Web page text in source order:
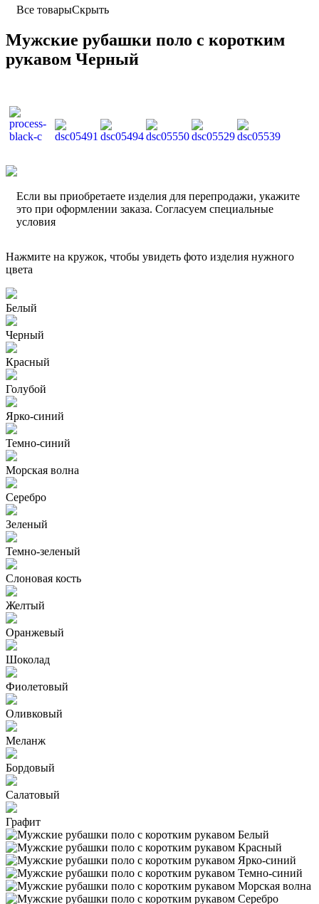
Все товарыСкрыть
Мужские рубашки поло с коротким
рукавом Черный
Если вы приобретаете изделия для перепродажи, укажите
это при оформлении заказа. Согласуем специальные
условия
Нажмите на кружок, чтобы увидеть фото изделия нужного
цвета
Белый
Черный
Красный
Голубой
Ярко-синий
Темно-синий
Морская волна
Серебро
Зеленый
Темно-зеленый
Слоновая кость
Желтый
Оранжевый
Шоколад
Фиолетовый
Оливковый
Меланж
Бордовый
Салатовый
Графит